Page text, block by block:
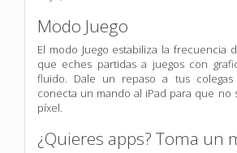
Modo Juego
El modo Juego estabiliza la frecuencia
que eches partidas a juegos con
fluido. Dale un repaso a tus colegas
conecta un mando al iPad para que no
píxel.
¿Quieres apps? Toma un